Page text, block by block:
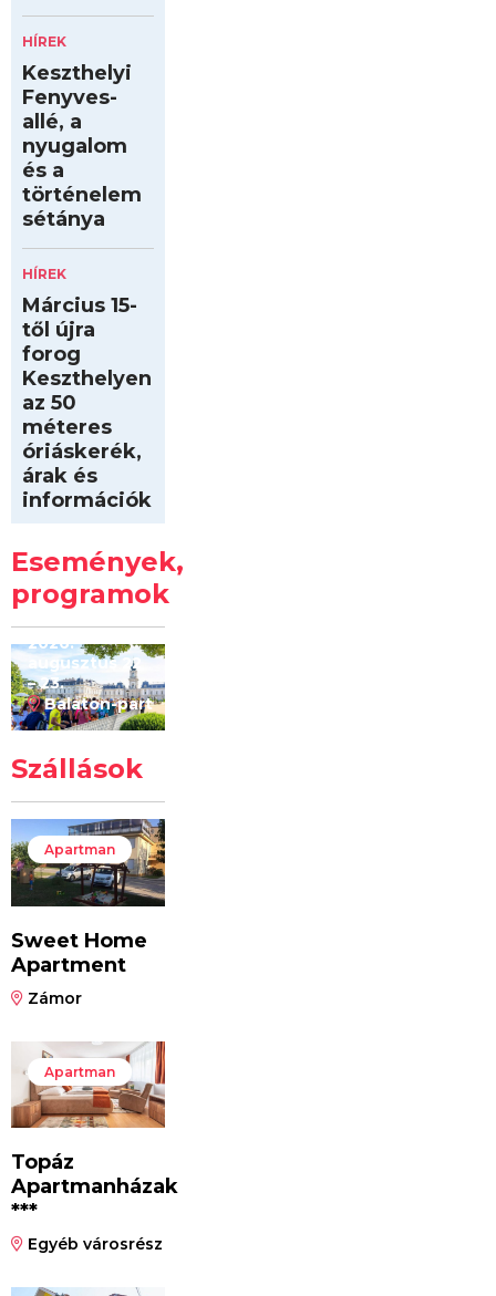
HÍREK
Keszthelyi
Fenyves-
allé, a
nyugalom
és a
történelem
sétánya
HÍREK
Március 15-
től újra
forog
Keszthelyen
az 50
méteres
óriáskerék,
árak és
információk
Események,
programok
Kilóméterek
2026
2026.
augusztus 22
– 23.
Balaton-part
Szállások
Apartman
Sweet Home
Apartment
Zámor
Apartman
Topáz
Apartmanházak
***
Egyéb városrész